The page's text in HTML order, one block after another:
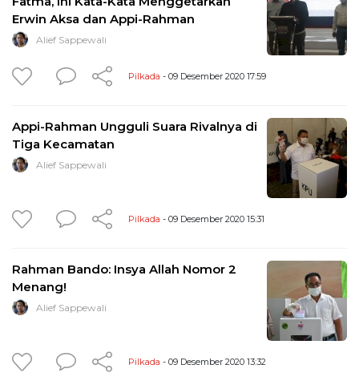
Erwin Aksa dan Appi-Rahman
Alief Sappewali
Pilkada - 09 Desember 2020 17:59
Appi-Rahman Ungguli Suara Rivalnya di
Tiga Kecamatan
Alief Sappewali
Pilkada - 09 Desember 2020 15:31
Rahman Bando: Insya Allah Nomor 2
Menang!
Alief Sappewali
Pilkada - 09 Desember 2020 13:32